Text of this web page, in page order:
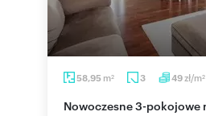
58,95 m2 3 49zł/m2
Nowoczesne 3-pokojowe mieszkanie z